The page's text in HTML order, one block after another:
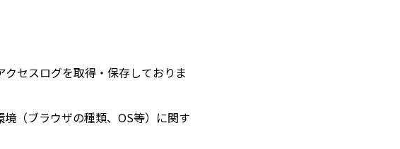
セスログを取得・保存しておりま
（ブラウザの種類、OS等）に関す